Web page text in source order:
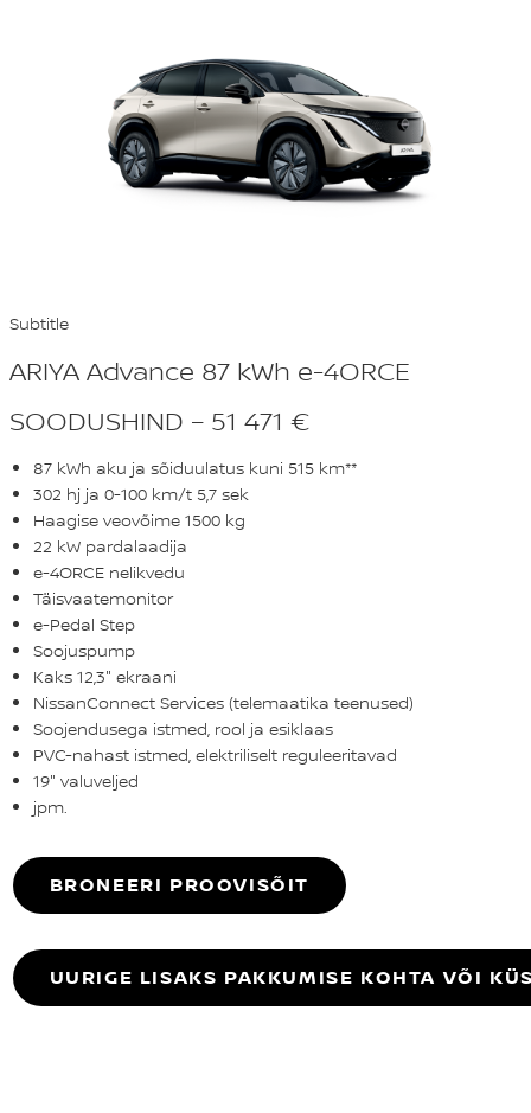
Subtitle
ARIYA Advance 87 kWh e-4ORCE
SOODUSHIND – 51 471 €
87 kWh aku ja sõiduulatus kuni 515 km**
302 hj ja 0-100 km/t 5,7 sek
Haagise veovõime 1500 kg
22 kW pardalaadija
e-4ORCE nelikvedu
Täisvaatemonitor
e-Pedal Step
Soojuspump
Kaks 12,3" ekraani
NissanConnect Services (telemaatika teenused)
Soojendusega istmed, rool ja esiklaas
PVC-nahast istmed, elektriliselt reguleeritavad
19" valuveljed
jpm.
BRONEERI PROOVISÕIT
UURIGE LISAKS PAKKUMISE KOHTA VÕI